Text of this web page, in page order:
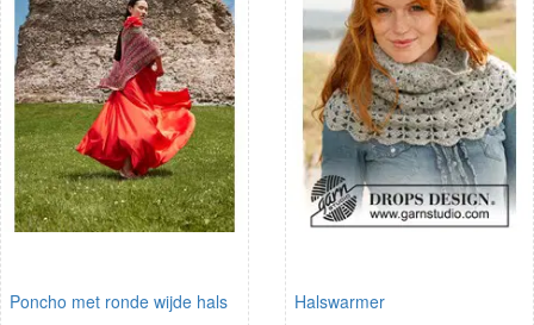
Poncho met ronde wijde hals Halswarmer